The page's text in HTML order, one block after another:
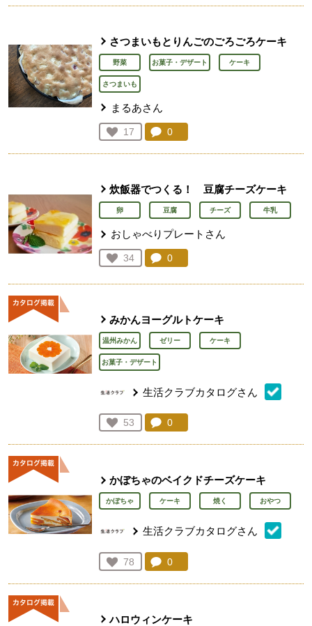
さつまいもとりんごのごろごろケーキ
野菜 お菓子・デザート ケーキ
さつまいも
まるあさん
お気に入り登録：
17
人が登録
コメント：
0
炊飯器でつくる！ 豆腐チーズケーキ
卵 豆腐 チーズ 牛乳
おしゃべりプレートさん
お気に入り登録：
34
人が登録
コメント：
0
みかんヨーグルトケーキ
温州みかん ゼリー ケーキ
お菓子・デザート
生活クラブカタログさん
お気に入り登録：
53
人が登録
コメント：
0
かぼちゃのベイクドチーズケーキ
かぼちゃ ケーキ 焼く おやつ
生活クラブカタログさん
お気に入り登録：
78
人が登録
コメント：
0
ハロウィンケーキ